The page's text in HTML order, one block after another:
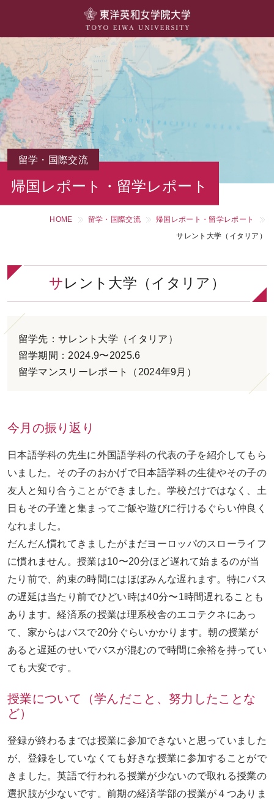
学部・学科
キャンパスライフ
留学・国際交流
キャリア・就職
研究・社会連携・生涯学習
大学院
留学・国際交流
帰国レポート・留学レポート
HOME 留学・国際交流
帰国レポート・留学レポート
サレント大学（イタリア）
サレント大学（イタリア）
留学先：サレント大学（イタリア）
留学期間：2024.9〜2025.6
留学マンスリーレポート（2024年9月）
今月の振り返り
日本語学科の先生に外国語学科の代表の子を紹介してもら
いました。その子のおかげで日本語学科の生徒やその子の
友人と知り合うことができました。学校だけではなく、土
日もその子達と集まってご飯や遊びに行けるぐらい仲良く
なれました。
だんだん慣れてきましたがまだヨーロッパのスローライフ
に慣れません。授業は10〜20分ほど遅れて始まるのが当
たり前で、約束の時間にはほぼみんな遅れます。特にバス
の遅延は当たり前でひどい時は40分〜1時間遅れることも
あります。経済系の授業は理系校舎のエコテクネにあっ
て、家からはバスで20分ぐらいかかります。朝の授業が
あると遅延のせいでバスが混むので時間に余裕を持ってい
ても大変です。
授業について（学んだこと、努力したことな
ど）
登録が終わるまでは授業に参加できないと思っていました
が、登録をしていなくても好きな授業に参加することがで
きました。英語で行われる授業が少ないので取れる授業の
選択肢が少ないです。前期の経済学部の授業が４つありま